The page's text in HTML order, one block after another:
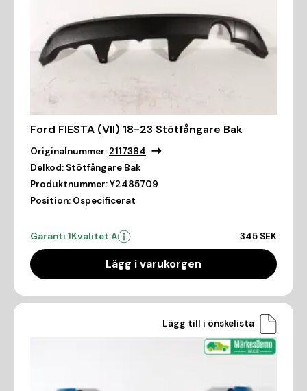
Ford FIESTA (VII) 18-23 Stötfångare Bak
Originalnummer: 2117384
Delkod: Stötfångare Bak
Produktnummer:Y2485709
Position: Ospecificerat
Garanti 1Kvalitet A 345 SEK
Lägg i varukorgen
Lägg till i önskelista